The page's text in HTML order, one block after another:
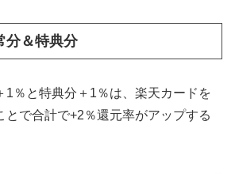
分＆特典分
1％と特典分＋1％は、楽天カードを
とで合計で+2％還元率がアップする